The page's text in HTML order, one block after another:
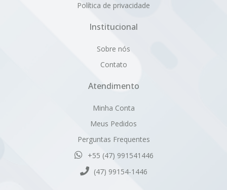
Política de privacidade
Institucional
Sobre nós
Contato
Atendimento
Minha Conta
Meus Pedidos
Perguntas Frequentes
+55 (47) 991541446
(47) 99154-1446